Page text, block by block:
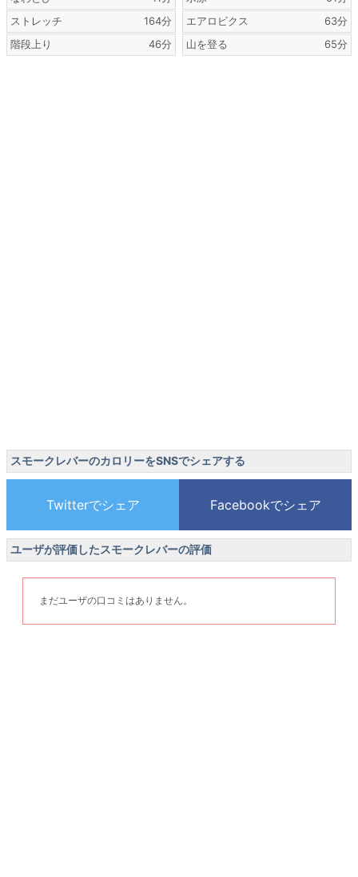
ストレッチ
164分
階段上り
46分
エアロビクス
63分
山を登る
65分
スモークレバーのカロリーをSNSでシェアする
ユーザが評価したスモークレバーの評価
まだユーザの口コミはありません。